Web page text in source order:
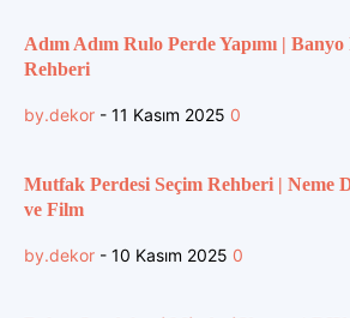
Adım Adım Rulo Perde Yapımı |
Rehberi
by.dekor - 11 Kasım 2025 0
Mutfak Perdesi Seçim Rehberi | Neme
ve Film
by.dekor - 10 Kasım 2025 0